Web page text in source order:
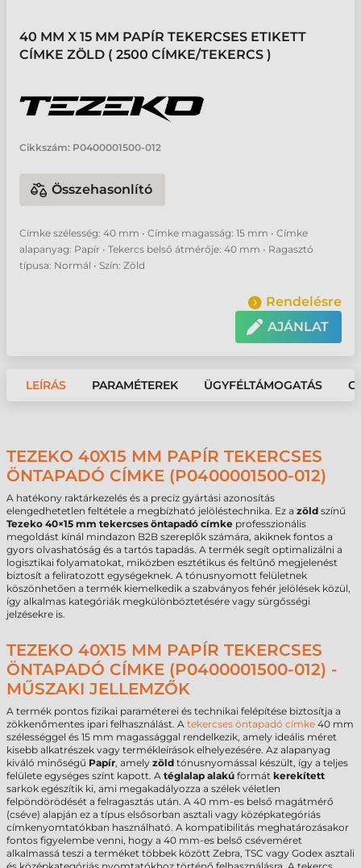
40 MM X 15 MM PAPÍR TEKERCSES ETIKETT
CÍMKE ZÖLD ( 2500 CÍMKE/TEKERCS )
Cikkszám: P0400001500-012
Összehasonlító
Címke szélesség: 40 mm • Címke magasság: 15 mm • Címke
alapanyag: Papír • Tekercs belső átmérője: 40 mm • Ragasztó
típusa: Normál • Szín: Zöld
Rendelésre
AJÁNLAT
LEÍRÁS PARAMÉTEREK ÜGYFÉLTÁMOGATÁS
TEZEKO 40X15 MM PAPÍR TEKERCSES
ÖNTAPADÓ CÍMKE (P0400001500-012)
A hatékony raktárkezelés és a precíz gyártási azonosítás
elengedhetetlen feltétele a megbízható jelöléstechnika. Ez a zöld színű
Tezeko 40×15 mm tekercses öntapadó címke professzionális
megoldást kínál mindazon B2B szereplők számára, akiknek fontos a
gyors olvashatóság és a tartós tapadás. A termék segít optimalizálni a
logisztikai folyamatokat, miközben esztétikus és feltűnő megjelenést
biztosít a feliratozott egységeknek. A tónusnyomott felületnek
köszönhetően a termék kiemelkedik a szabványos fehér jelölések közül,
így alkalmas kategóriák megkülönböztetésére vagy sürgősségi
jelzésekre is.
TEZEKO 40X15 MM PAPÍR TEKERCSES
ÖNTAPADÓ CÍMKE (P0400001500-012) -
MŰSZAKI JELLEMZŐK
A termék pontos fizikai paraméterei és technikai felépítése biztosítja a
zökkenőmentes ipari felhasználást. A tekercses öntapadó címke 40 mm
szélességgel és 15 mm magassággal rendelkezik, amely ideális méret
kisebb alkatrészek vagy termékleírások elhelyezésére. Az alapanyag
kiváló minőségű Papír, amely zöld tónusnyomással készült, így a teljes
felülete egységes színt kapott. A téglalap alakú formát kerekített
sarkok egészítik ki, ami megakadályozza a szélek véletlen
felpöndörödését a felragasztás után. A 40 mm-es belső magátmérő
(cséve) alapján ez a típus elsősorban asztali vagy középkategóriás
címkenyomtatókban használható. A kompatibilitás meghatározásakor
fontos figyelembe venni, hogy a 40 mm-es belső cséveméret
alkalmassá teszi a terméket többek között Zebra, TSC vagy Godex asztali